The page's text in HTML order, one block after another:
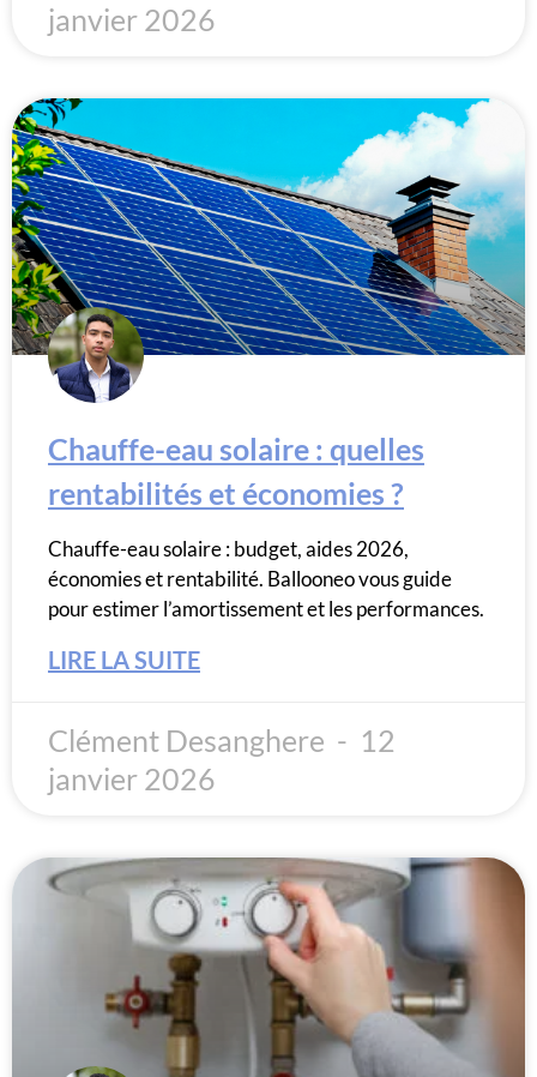
janvier 2026
Chauffe-eau solaire : quelles
rentabilités et économies ?
Chauffe-eau solaire : budget, aides 2026,
économies et rentabilité. Ballooneo vous guide
pour estimer l’amortissement et les performances.
LIRE LA SUITE
Clément Desanghere
12
janvier 2026